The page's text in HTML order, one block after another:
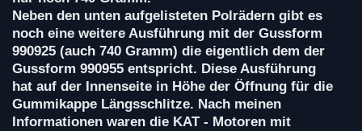
Neben den unten aufgelisteten Polrädern gibt es
noch eine weitere Ausführung mit der Gussform
990925 (auch 740 Gramm) die eigentlich dem der
Gussform 990955 entspricht. Diese Ausführung
hat auf der Innenseite in Höhe der Öffnung für die
Gummikappe Längsschlitze. Nach meinen
Informationen waren die KAT - Motoren mit